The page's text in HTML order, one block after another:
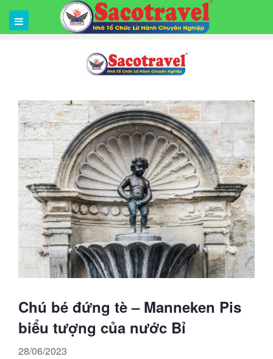
Chú bé đứng tè – Manneken Pis
biểu tượng của nước Bỉ
28/06/2023